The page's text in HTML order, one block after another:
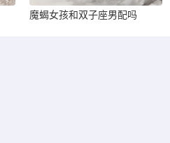
魔蝎女孩和双子座男配吗